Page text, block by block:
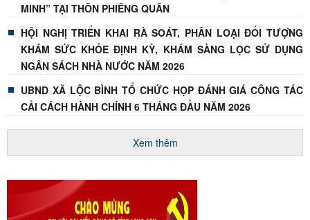
MINH” TẠI THÔN PHIÊNG QUĂN
HỘI NGHỊ TRIỂN KHAI RÀ SOÁT, PHÂN LOẠI ĐỐI TƯỢNG
KHÁM SỨC KHỎE ĐỊNH KỲ, KHÁM SÀNG LỌC SỬ DỤNG
NGÂN SÁCH NHÀ NƯỚC NĂM 2026
UBND XÃ LỘC BÌNH TỔ CHỨC HỌP ĐÁNH GIÁ CÔNG TÁC
CẢI CÁCH HÀNH CHÍNH 6 THÁNG ĐẦU NĂM 2026
XÃ LỘC BÌNH KHAI MẠC HUẤN LUYỆN DÂN QUÂN NĂM
NĂM HỌC 2025–2026
ĐẢNG ỦY XÃ LỘC BÌNH TỔ CHỨC TIẾP SÓNG HỘI NGHỊ
Xem thêm